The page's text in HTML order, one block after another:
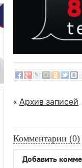
« Архив записей
Комментарии (0)
Добавить